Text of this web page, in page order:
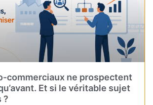
commerciaux ne prospectent
Et si le véritable sujet
?